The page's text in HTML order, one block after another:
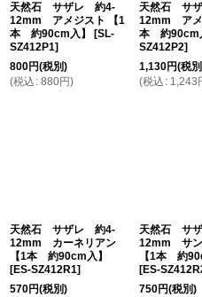
天然石 サザレ 約4-
12mm アメジスト 【1
本 約90cm入】
[SL-
SZ412P1]
800円(税別)
(税込 : 880円)
天然石 サ
12mm アメ
本 約90cm
SZ412P2]
1,130円(税
(税込 : 1,243
天然石 サザレ 約4-
12mm カーネリアン
【1本 約90cm入】
[ES-SZ412R1]
570円(税別)
天然石 サ
12mm サン
【1本 約
[ES-
750円(税別)